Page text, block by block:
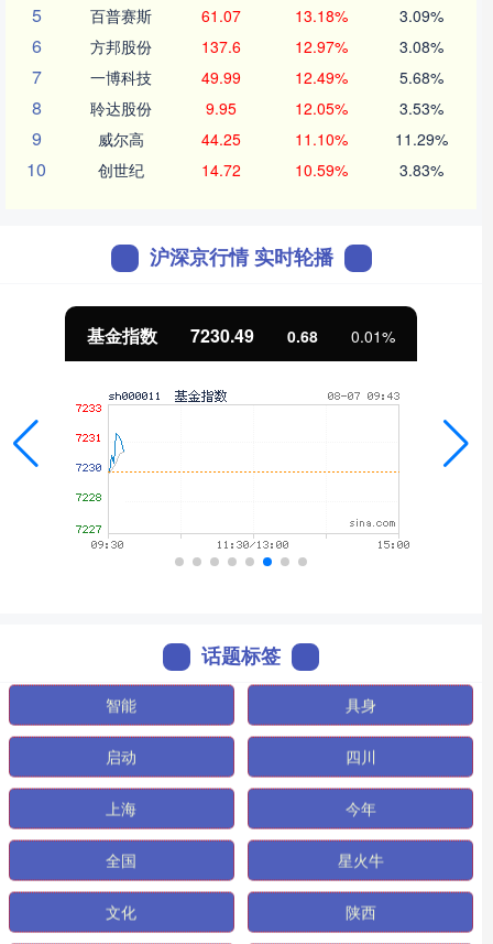
5 百普赛斯 61.07 13.18% 3.09%
6 方邦股份 137.6 12.97% 3.08%
7 一博科技 49.99 12.49% 5.68%
8 聆达股份 9.95 12.05% 3.53%
9 威尔高 44.25 11.10% 11.29%
10 创世纪 14.72 10.59% 3.83%
沪深京行情 实时轮播
基金指数 7230.49 0.68 0.01%
话题标签
智能 具身
启动 四川
上海 今年
全国 星火牛
文化 陕西